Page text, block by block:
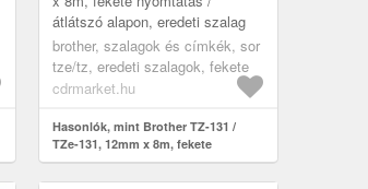
átlátszó alapon, eredeti szalag
brother, szalagok és címkék, sor
tze/tz, eredeti szalagok, fekete
cdrmarket.hu
Hasonlók, mint Brother TZ-131 /
TZe-131, 12mm x 8m, fekete
nyomtatás / átlátszó alapon, eredeti
szalag